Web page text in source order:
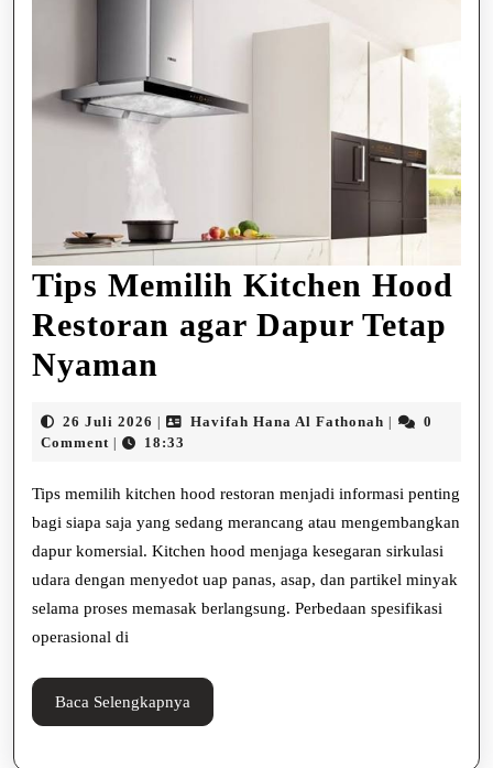
Tips Memilih Kitchen Hood
Restoran agar Dapur Tetap
Nyaman
Kitchen
Hood
Restoran
agar
Dapur
Nyaman
26 Juli 2026 26
Juli
Havifah Hana Al Fathonah Havifah
0
Comment
18:33
Tips memilih kitchen hood restoran menjadi informasi penting
bagi siapa saja yang sedang merancang atau mengembangkan
dapur komersial. Kitchen hood menjaga kesegaran sirkulasi
udara dengan menyedot uap panas, asap, dan partikel minyak
selama proses memasak berlangsung. Perbedaan spesifikasi
operasional di
Baca Selengkapnya
Selengkapnya